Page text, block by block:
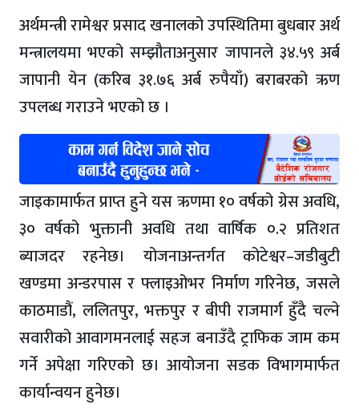
अर्थमन्त्री रामेश्वर प्रसाद खनालको उपस्थितिमा बुधबार अर्थ
मन्त्रालयमा भएको सम्झौताअनुसार जापानले ३४.५९ अर्ब
जापानी येन (करिब ३१.७६ अर्ब रुपैयाँ) बराबरको ऋण
उपलब्ध गराउने भएको छ ।
जाइकामार्फत प्राप्त हुने यस ऋणमा १० वर्षको ग्रेस अवधि,
३० वर्षको भुक्तानी अवधि तथा वार्षिक ०.२ प्रतिशत
ब्याजदर रहनेछ। योजनाअन्तर्गत कोटेश्वर–जडीबुटी
खण्डमा अन्डरपास र फ्लाइओभर निर्माण गरिनेछ, जसले
काठमाडौं, ललितपुर, भक्तपुर र बीपी राजमार्ग हुँदै चल्ने
सवारीको आवागमनलाई सहज बनाउँदै ट्राफिक जाम कम
गर्ने अपेक्षा गरिएको छ। आयोजना सडक विभागमार्फत
कार्यान्वयन हुनेछ।